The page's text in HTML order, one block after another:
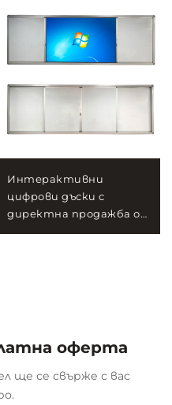
Интерактивни
цифрови дъски с
директна продажба от
оферта
ще се свърже с вас